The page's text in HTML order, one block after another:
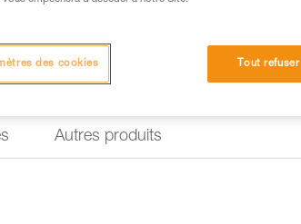
Autres produits
Tout refuser
des cookies